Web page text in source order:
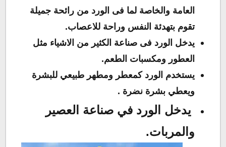
العامة والخاصة لما فى الورد من رائحة جميلة
تقوم بتهدئة النفس وراحة للاعصاب.
يدخل الورد فى صناعة الكثير من الاشياء مثل
العطور ومكسبات الطعم.
يستخدم الورد كمعطر ومطهر طبيعي للبشرة
ويعطي بشرة نضرة .
يدخل الورد في صناعة العصير
والمربات.